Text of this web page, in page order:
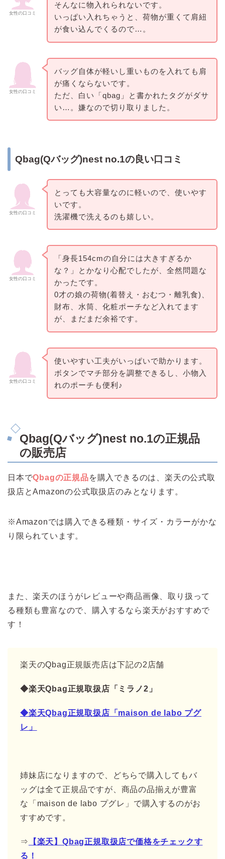
女性の口コミ
そんなに物入れられないです。
いっぱい入れちゃうと、荷物が重くて肩紐
が食い込んでくるので…。
女性の口コミ
バッグ自体が軽いし重いものを入れても肩
が痛くならないです。
ただ、白い「qbag」と書かれたタグがダサ
い…。嫌なので切り取りました。
Qbag(Qバッグ)nest no.1の良い口コミ
女性の口コミ
とっても大容量なのに軽いので、使いやす
いです。
洗濯機で洗えるのも嬉しい。
女性の口コミ
「身長154cmの自分には大きすぎるか
な？」とかなり心配でしたが、全然問題な
かったです。
0才の娘の荷物(着替え・おむつ・離乳食)、
財布、水筒、化粧ポーチなど入れてます
が、まだまだ余裕です。
女性の口コミ
使いやすい工夫がいっぱいで助かります。
ボタンでマチ部分を調整できるし、小物入
れのポーチも便利♪
Qbag(Qバッグ)nest no.1の正規品
の販売店
日本でQbagの正規品を購入できるのは、楽天の公式取
扱店とAmazonの公式取扱店のみとなります。
※Amazonでは購入できる種類・サイズ・カラーがかな
り限られています。
また、楽天のほうがレビューや商品画像、取り扱って
る種類も豊富なので、購入するなら楽天がおすすめで
す！
楽天のQbag正規販売店は下記の2店舗
◆楽天Qbag正規取扱店「ミラノ2」
◆楽天Qbag正規取扱店「maison de labo プグ
レ」
姉妹店になりますので、どちらで購入してもバ
ッグは全て正規品ですが、商品の品揃えが豊富
な「maison de labo プグレ」で購入するのがお
すすめです。
⇒
【楽天】Qbag正規取扱店で価格をチェックす
る！